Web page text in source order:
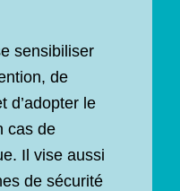
sensibiliser
de
d’adopter le
cas de
Il vise aussi
de sécurité